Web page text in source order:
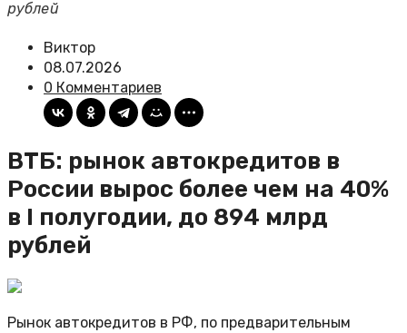
рублей
Виктор
08.07.2026
0 Комментариев
ВТБ: рынок автокредитов в
России вырос более чем на 40%
в I полугодии, до 894 млрд
рублей
Рынок автокредитов в РФ, по предварительным